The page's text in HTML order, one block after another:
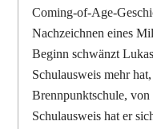
Coming-of-Age-
Nachzeichnen eines
Beginn schwänzt
Schulausweis mehr
Brennpunktschule,
Schulausweis hat er